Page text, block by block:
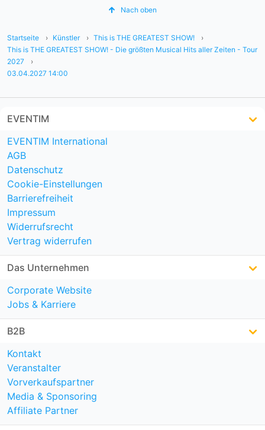
Nach oben
Startseite Künstler
This is THE GREATEST SHOW!
This is THE GREATEST SHOW! - Die größten Musical Hits aller Zeiten - Tour
2027
03.04.2027 14:00
EVENTIM
EVENTIM International
AGB
Datenschutz
Cookie-Einstellungen
Barrierefreiheit
Impressum
Widerrufsrecht
Vertrag widerrufen
Das Unternehmen
Corporate Website
Jobs & Karriere
B2B
Kontakt
Veranstalter
Vorverkaufspartner
Media & Sponsoring
Affiliate Partner